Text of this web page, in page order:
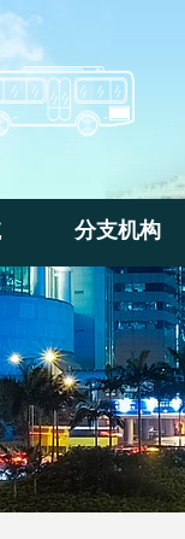
分支机构
分支机构